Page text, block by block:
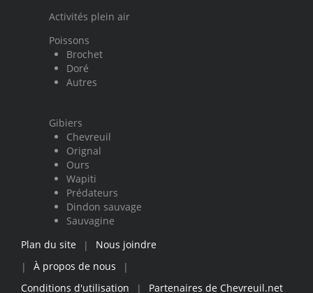
Activités plein air
Poissons
Brochet
Doré
Autres
Gibiers
Chevreuil
Orignal
Ours
Wapiti
Prédateurs
Dindon sauvage
Sauvagine
Plan du site
|
Nous joindre
|
À propos de nous
|
Conditions d'utilisation
| Partenaires de Chevreuil.net